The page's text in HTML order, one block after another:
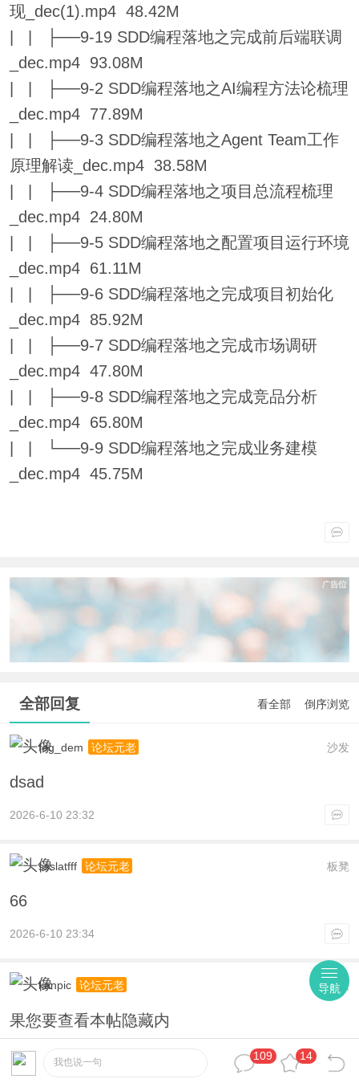
现_dec(1).mp4 48.42M
| | ├──9-19 SDD编程落地之完成前后端联调
_dec.mp4 93.08M
| | ├──9-2 SDD编程落地之AI编程方法论梳理
_dec.mp4 77.89M
| | ├──9-3 SDD编程落地之Agent Team工作
原理解读_dec.mp4 38.58M
| | ├──9-4 SDD编程落地之项目总流程梳理
_dec.mp4 24.80M
| | ├──9-5 SDD编程落地之配置项目运行环境
_dec.mp4 61.11M
| | ├──9-6 SDD编程落地之完成项目初始化
_dec.mp4 85.92M
| | ├──9-7 SDD编程落地之完成市场调研
_dec.mp4 47.80M
| | ├──9-8 SDD编程落地之完成竞品分析
_dec.mp4 65.80M
| | └──9-9 SDD编程落地之完成业务建模
_dec.mp4 45.75M
全部回复 看全部 倒序浏览
沙发
feg_dem 论坛元老
dsad
2026-6-10 23:32
板凳
ssslatfff 论坛元老
66
2026-6-10 23:34
地板
kanpic 论坛元老
果您要查看本帖隐藏内
2026-6-10 23:42
我也说一句
109 14
导航